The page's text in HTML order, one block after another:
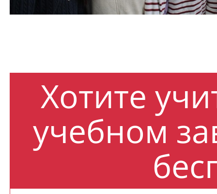
Хотите
учебном